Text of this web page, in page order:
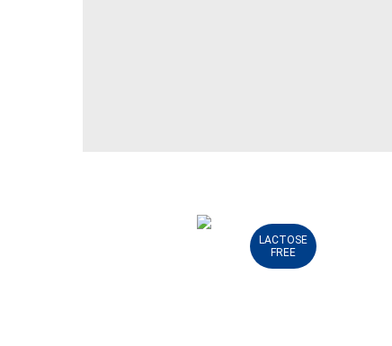
LACTOSE
FREE